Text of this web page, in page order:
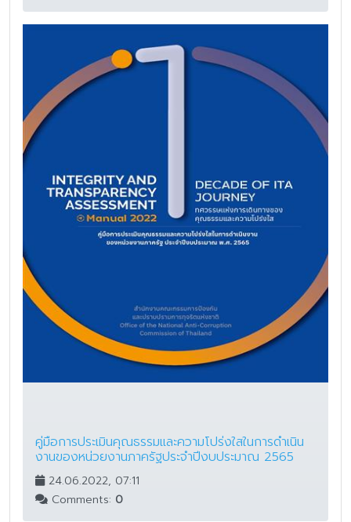
คู่มือการประเมินคุณธรรมและความโปร่งใสในการดำเนิน
งานของหน่วยงานภาครัฐประจำปีงบประมาณ 2565
24.06.2022, 07:11
Comments: 0